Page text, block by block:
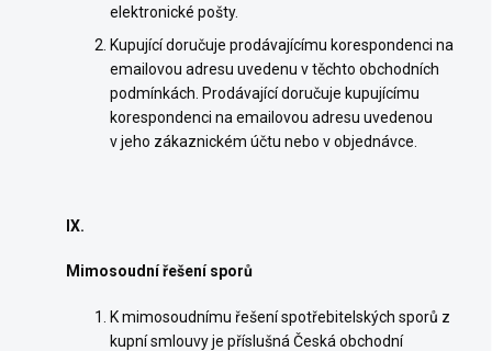
elektronické pošty.
Kupující doručuje prodávajícímu korespondenci na
emailovou adresu uvedenu v těchto obchodních
podmínkách. Prodávající doručuje kupujícímu
korespondenci na emailovou adresu uvedenou
v jeho zákaznickém účtu nebo v objednávce.
IX.
Mimosoudní řešení sporů
K mimosoudnímu řešení spotřebitelských sporů z
kupní smlouvy je příslušná Česká obchodní